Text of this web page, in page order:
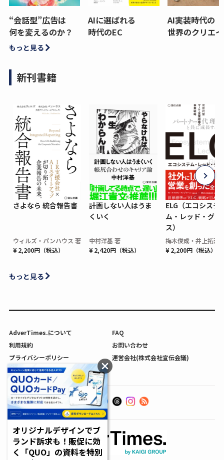
“会話型”広告は
何を変えるのか？
AIに選ばれる
時代のEC
AI実装時代の
世界のクリエ
もっと見る
新刊書籍
さよなら 統合報告書
ウィルズ・パンハウス 著
¥ 2,200円（税込）
計画しない人はうま
くいく
中村洋基 著
¥ 2,420円（税込）
ELG（エコシステ
ム・レッド・グロ
ス）
梅木俊成・井上拓海
¥ 2,200円（税込）
もっと見る
AdverTimes.について
FAQ
利用規約
お問い合わせ
プライバシーポリシー
運営会社(株式会社宣伝会議)
利用者情報の外部送信について
オリジナルデザインでブ
ランド訴求も！販促に効
く「QUO」の資料を特別